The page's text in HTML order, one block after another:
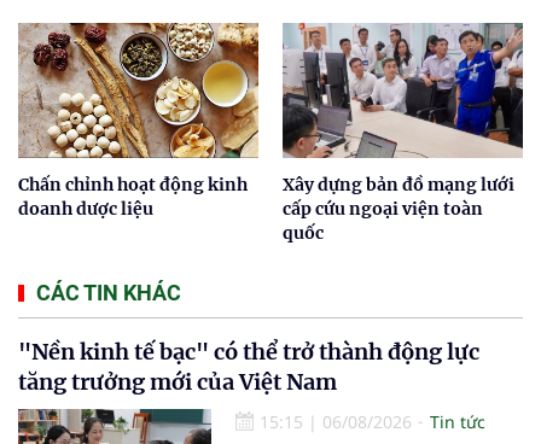
Chấn chỉnh hoạt động kinh
doanh dược liệu
Xây dựng bản đồ mạng lưới
cấp cứu ngoại viện toàn
quốc
CÁC TIN KHÁC
"Nền kinh tế bạc" có thể trở thành động lực
tăng trưởng mới của Việt Nam
15:15 | 06/08/2026
Tin tức